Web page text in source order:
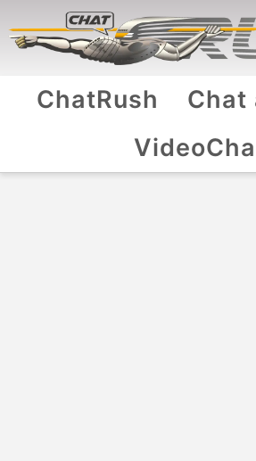
ChatRush
Chat